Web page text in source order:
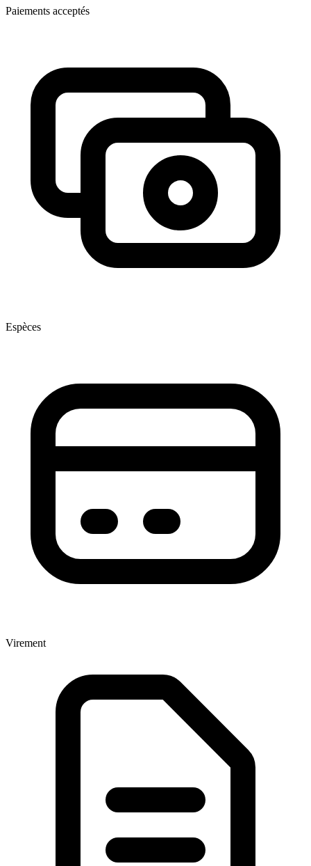
Paiements acceptés
Espèces
Virement